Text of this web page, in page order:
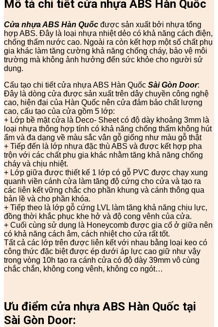
Mô tả chi tiết cửa nhựa ABS Hàn Quốc
Cửa nhựa ABS Hàn Quốc được sản xuất bởi nhựa tổng
hợp ABS. Đây là loại nhựa nhiệt dẻo có khả năng cách điện,
chống thấm nước cao. Ngoài ra còn kết hợp một số chất phụ
gia khác làm tăng cường khả năng chống cháy, bảo vệ môi
trường mà không ảnh hưởng đến sức khỏe cho người sử
dụng.
Cấu tạo chi tiết cửa nhựa ABS Hàn Quốc Sài Gòn Door:
Đây là dòng cửa được sản xuất trên dây chuyền công nghệ
cao, hiện đại của Hàn Quốc nên cửa đảm bảo chất lượng
cao, cấu tạo của cửa gồm 5 lớp:
+ Lớp bề mặt cửa là Deco- Sheet có độ dày khoảng 3mm là
loại nhựa thông hợp tính có khả năng chống thấm không hút
ẩm và đa dạng về màu sắc vân gỗ giống như màu gỗ thật
+ Tiếp đến là lớp nhựa đặc thù ABS và được kết hợp pha
trộn với các chất phụ gia khác nhằm tăng khả năng chống
cháy và chịu nhiệt.
+ Lớp giữa được thiết kế 1 lớp có gỗ PVC được chạy xung
quanh viền cánh cửa làm tăng độ cứng cho cửa và tạo ra
các liên kết vững chắc cho phần khung và cánh thông qua
bản lề và cho phần khóa.
+ Tiếp theo là lớp gỗ cứng LVL làm tăng khả năng chịu lực,
đồng thời khắc phục khe hở và độ cong vênh của cửa.
+ Cuối cùng sử dụng là Honeycomb được gia cố ở giữa nên
có khả năng cách âm, cách nhiệt cho cửa rất tốt.
Tất cả các lớp trên được liên kết với nhau bằng loại keo có
công thức đặc biệt được ép dưới áp lực cao giữ như vậy
trong vòng 10h tạo ra cánh cửa có độ dày 39mm vô cùng
chắc chắn, không cong vênh, không co ngót…
Ưu điểm cửa nhựa ABS Hàn Quốc tại
Sài Gòn Door: